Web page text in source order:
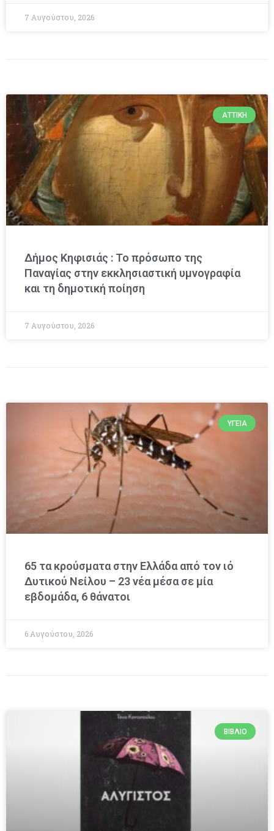
7 Αυγούστου, 2026
ΑΤΤΙΚΉ
Δήμος Κηφισιάς : Το πρόσωπο της
Παναγίας στην εκκλησιαστική υμνογραφία
και τη δημοτική ποίηση
7 Αυγούστου, 2026
ΥΓΕΊΑ
65 τα κρούσματα στην Ελλάδα από τον ιό
Δυτικού Νείλου – 23 νέα μέσα σε μία
εβδομάδα, 6 θάνατοι
6 Αυγούστου, 2026
ΒΙΒΛΊΟ